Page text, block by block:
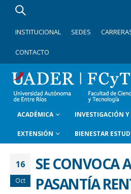
INSTITUCIONAL SEDES
CONTACTO
ACADÉMICA INVESTIGACIÓN Y
EXTENSIÓN BIENESTAR
16
Oct
SE CONVOCA
PASANTÍA